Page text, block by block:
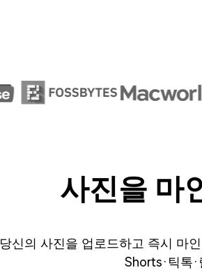
사진을 마
당신의 사진을 업로드하고 즉시 마
Shorts·틱톡